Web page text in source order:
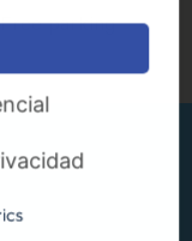
Free parking